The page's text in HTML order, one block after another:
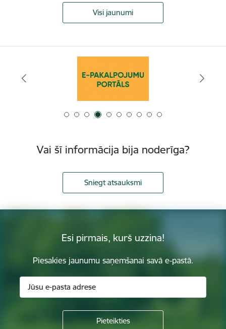
Visi jaunumi
Vai šī informācija bija noderīga?
Sniegt atsauksmi
Esi pirmais, kurš uzzina!
Piesakies jaunumu saņemšanai savā e-pastā.